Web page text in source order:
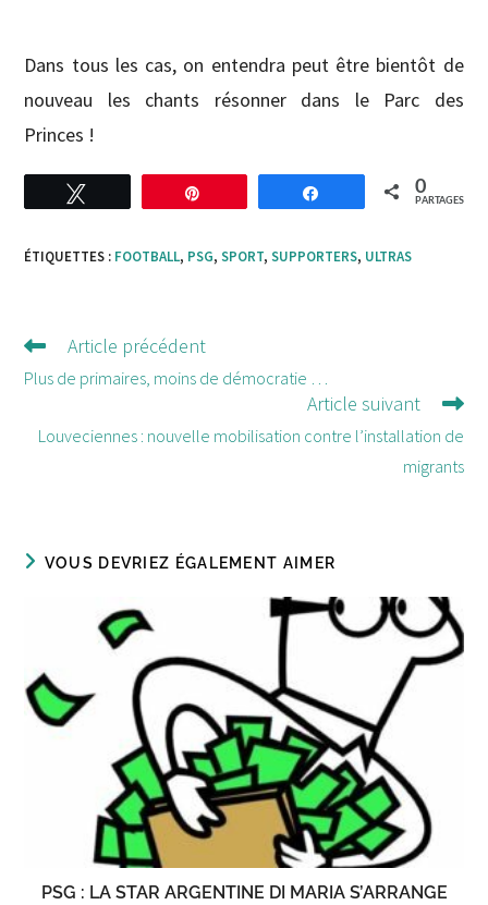
Dans tous les cas, on entendra peut être bientôt de
nouveau les chants résonner dans le Parc des
Princes !
Partagez 0
PARTAGES
ÉTIQUETTES : FOOTBALL, PSG, SPORT, SUPPORTERS, ULTRAS
Lire
d'autres
Article précédent
Plus de primaires, moins de démocratie …
Article suivant
Louveciennes : nouvelle mobilisation contre l’installation de
migrants
VOUS DEVRIEZ ÉGALEMENT AIMER
PSG : LA STAR ARGENTINE DI MARIA S’ARRANGE